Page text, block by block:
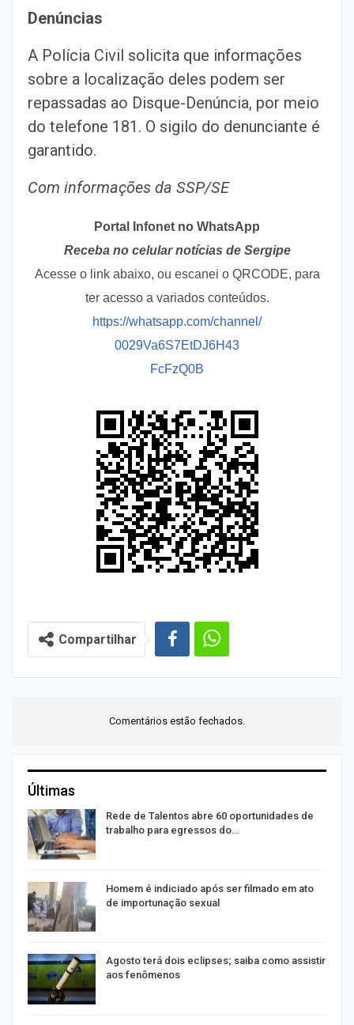
Denúncias
A Polícia Civil solicita que informações
sobre a localização deles podem ser
repassadas ao Disque-Denúncia, por meio
do telefone 181. O sigilo do denunciante é
garantido.
Com informações da SSP/SE
Portal Infonet no WhatsApp
Receba no celular notícias de Sergipe
Acesse o link abaixo, ou escanei o QRCODE, para
ter acesso a variados conteúdos.
https://whatsapp.com/channel/
0029Va6S7EtDJ6H43
FcFzQ0B
Compartilhar
Comentários estão fechados.
Últimas
Rede de Talentos abre 60 oportunidades de
trabalho para egressos do…
Homem é indiciado após ser filmado em ato
de importunação sexual
Agosto terá dois eclipses; saiba como assistir
aos fenômenos